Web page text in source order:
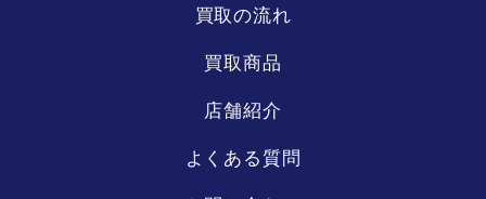
買取の流れ
買取商品
店舗紹介
よくある質問